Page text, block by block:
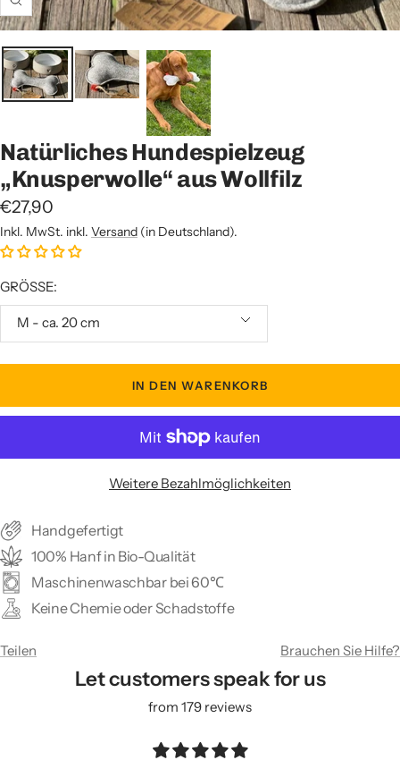
Zoom
Natürliches Hundespielzeug
„Knusperwolle“ aus Wollfilz
Angebotspreis
€27,90
Inkl. MwSt. inkl. Versand (in Deutschland).
GRÖSSE:
M - ca. 20 cm
IN DEN WARENKORB
Weitere Bezahlmöglichkeiten
Handgefertigt
100% Hanf in Bio-Qualität
Maschinenwaschbar bei 60℃
Keine Chemie oder Schadstoffe
Teilen Brauchen Sie Hilfe?
Let customers speak for us
from 179 reviews